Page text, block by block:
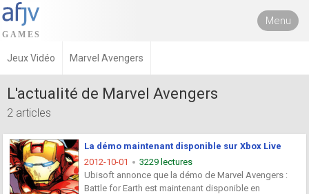
Menu
Jeux Vidéo Marvel Avengers
L'actualité de Marvel Avengers
2 articles
La démo maintenant disponible sur Xbox Live
2012-10-01
3229 lectures
Ubisoft annonce que la démo de Marvel Avengers :
Battle for Earth est maintenant disponible en